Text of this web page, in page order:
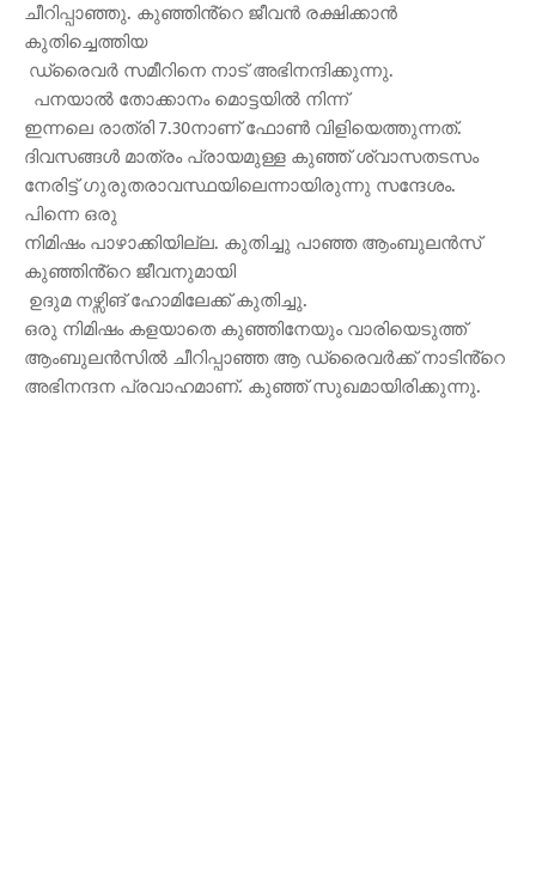
ചീറിപ്പാഞ്ഞു. കുഞ്ഞിൻ്റെ ജീവൻ രക്ഷിക്കാൻ
കുതിച്ചെത്തിയ
ഡ്രൈവർ സമീറിനെ നാട് അഭിനന്ദിക്കുന്നു.
പനയാൽ തോക്കാനം മൊട്ടയിൽ നിന്ന്
ഇന്നലെ രാത്രി 7.30നാണ് ഫോൺ വിളിയെത്തുന്നത്.
ദിവസങ്ങൾ മാത്രം പ്രായമുള്ള കുഞ്ഞ് ശ്വാസതടസം
നേരിട്ട് ഗുരുതരാവസ്ഥയിലെന്നായിരുന്നു സന്ദേശം.
പിന്നെ ഒരു
നിമിഷം പാഴാക്കിയില്ല. കുതിച്ചു പാഞ്ഞ ആംബുലൻസ്
കുഞ്ഞിൻ്റെ ജീവനുമായി
ഉദുമ നഴ്സിങ് ഹോമിലേക്ക് കുതിച്ചു.
ഒരു നിമിഷം കളയാതെ കുഞ്ഞിനേയും വാരിയെടുത്ത്
ആംബുലൻസിൽ ചീറിപ്പാഞ്ഞ ആ ഡ്രൈവർക്ക് നാടിൻ്റെ
അഭിനന്ദന പ്രവാഹമാണ്. കുഞ്ഞ് സുഖമായിരിക്കുന്നു.